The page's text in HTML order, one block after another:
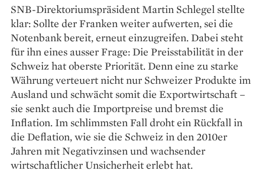
SNB-Direktoriumspräsident Martin Schlegel stellte
klar: Sollte der Franken weiter aufwerten, sei die
Notenbank bereit, erneut einzugreifen. Dabei steht
für ihn eines ausser Frage: Die Preisstabilität in der
Schweiz hat oberste Priorität. Denn eine zu starke
Währung verteuert nicht nur Schweizer Produkte im
Ausland und schwächt somit die Exportwirtschaft –
sie senkt auch die Importpreise und bremst die
Inflation. Im schlimmsten Fall droht ein Rückfall in
die Deflation, wie sie die Schweiz in den 2010er
Jahren mit Negativzinsen und wachsender
wirtschaftlicher Unsicherheit erlebt hat.